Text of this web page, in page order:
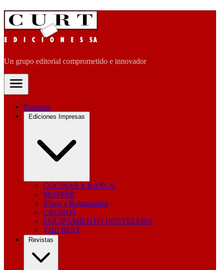
Un grupo editorial comprometido e innovador
Empresa
Ediciones Impresas
COCINAS Y BAÑOS
SKIPPER
Vinos y Restaurantes
CRONOS
EQUIPAMIENTO HOSTELERO
THE BEST
Revistas